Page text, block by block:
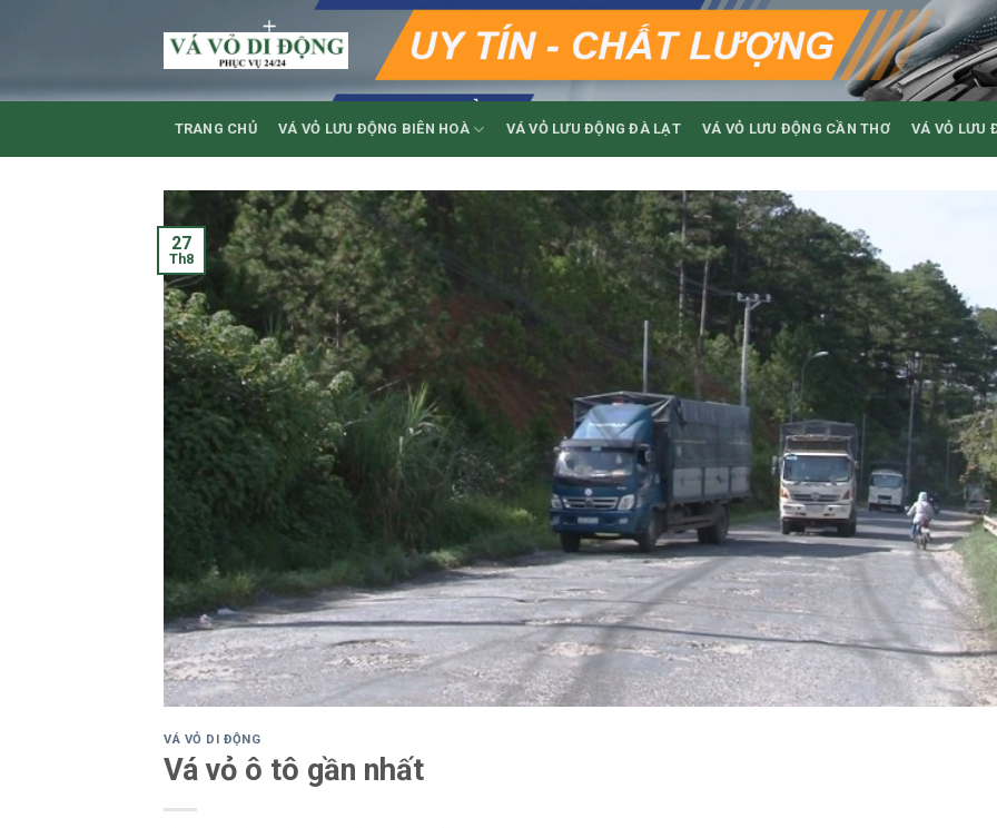
TRANG CHỦ VÁ VỎ LƯU ĐỘNG BIÊN HOÀ VÁ VỎ LƯU ĐỘNG ĐÀ LẠT VÁ VỎ LƯU ĐỘNG CẦN THƠ VÁ VỎ LƯU
27
Th8
VÁ VỎ DI ĐỘNG
Vá vỏ ô tô gần nhất